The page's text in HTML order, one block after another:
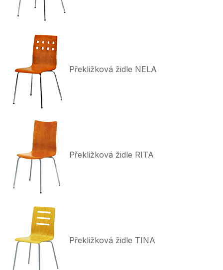
Překližková židle NELA
Překližková židle RITA
Překližková židle TINA